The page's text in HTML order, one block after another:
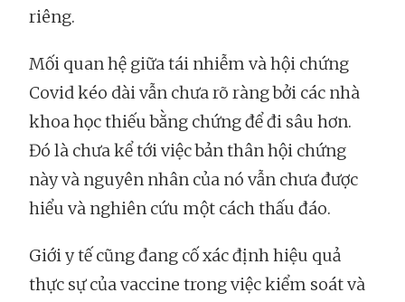
riêng.
Mối quan hệ giữa tái nhiễm và hội chứng
Covid kéo dài vẫn chưa rõ ràng bởi các nhà
khoa học thiếu bằng chứng để đi sâu hơn.
Đó là chưa kể tới việc bản thân hội chứng
này và nguyên nhân của nó vẫn chưa được
hiểu và nghiên cứu một cách thấu đáo.
Giới y tế cũng đang cố xác định hiệu quả
thực sự của vaccine trong việc kiểm soát và